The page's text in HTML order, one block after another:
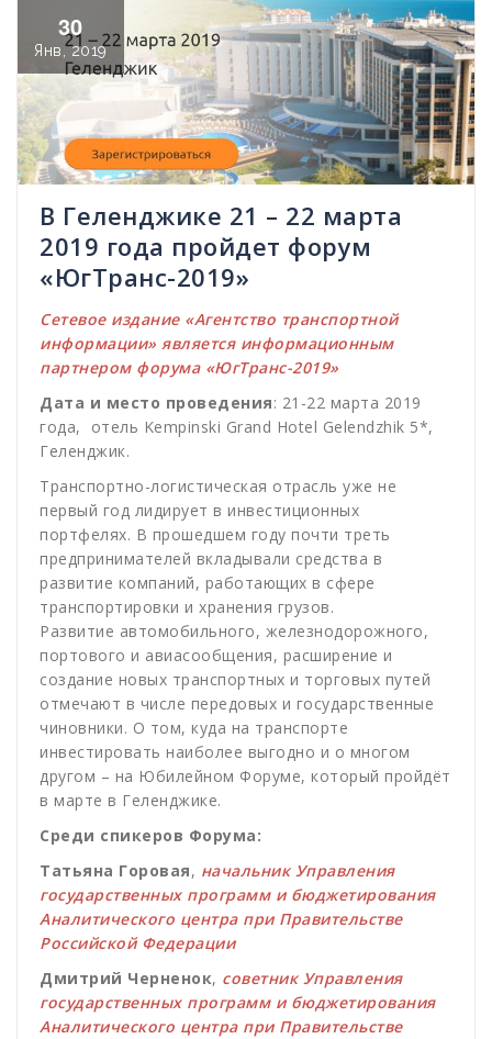
30
Янв, 2019
В Геленджике 21 – 22 марта
2019 года пройдет форум
«ЮгТранс-2019»
Сетевое издание «Агентство транспортной
информации» является информационным
партнером форума «ЮгТранс-2019»
Дата и место проведения: 21-22 марта 2019
года, отель Kempinski Grand Hotel Gelendzhik 5*,
Геленджик.
Транспортно-логистическая отрасль уже не
первый год лидирует в инвестиционных
портфелях. В прошедшем году почти треть
предпринимателей вкладывали средства в
развитие компаний, работающих в сфере
транспортировки и хранения грузов.
Развитие автомобильного, железнодорожного,
портового и авиасообщения, расширение и
создание новых транспортных и торговых путей
отмечают в числе передовых и государственные
чиновники. О том, куда на транспорте
инвестировать наиболее выгодно и о многом
другом – на Юбилейном Форуме, который пройдёт
в марте в Геленджике.
Среди спикеров Форума:
Татьяна Горовая, начальник Управления
государственных программ и бюджетирования
Аналитического центра при Правительстве
Российской Федерации
Дмитрий Черненок, советник Управления
государственных программ и бюджетирования
Аналитического центра при Правительстве